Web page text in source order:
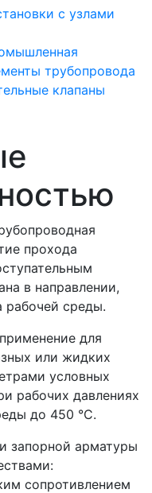
с узлами
трубопровода
клапаны
прохода
в направлении,
рабочей среды.
для
или жидких
условных
рабочих давлениях
до 450 °С.
запорной арматуры
сопротивлением